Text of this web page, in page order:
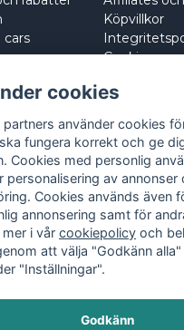
cars
Köpvillkor
Cookies
cookies
partners använder cookies
fungera korrekt och ge
Cookies med personlig
personalisering av annonser
Cookies används även
annonsering samt för
i vår cookiepolicy och
att välja "Godkänn alla"
"Inställningar".
Godkänn